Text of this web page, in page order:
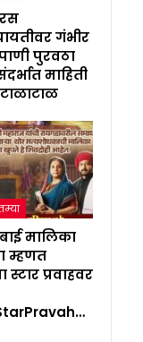
गंभीर
पुरवठा
माहिती
मालिका
म्हणत
स्टार प्रवाहवर